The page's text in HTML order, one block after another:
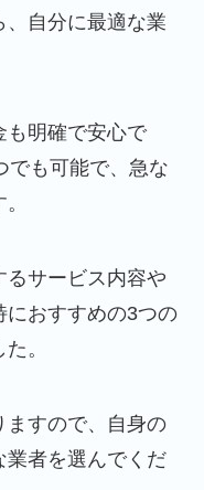
自分に最適な業
も明確で安心で
でも可能で、急な
るサービス内容や
におすすめの3つの
。
ますので、自身の
業者を選んでくだ